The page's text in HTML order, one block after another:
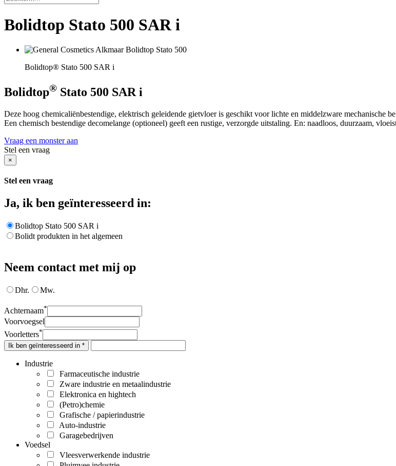
Bolidtop Stato 500 SAR i
Bolidtop® Stato 500 SAR i
Bolidtop® Stato 500 SAR i
Deze hoog chemicaliënbestendige, elektrisch geleidende gietvloer is geschikt voor lichte en middelzware mechanische
Een chemisch bestendige decomelange (optioneel) geeft een rustige, verzorgde uitstaling. En: naadloos, duurzaam,
Vraag een monster aan
Stel een vraag
×
Stel een vraag
Ja, ik ben geïnteresseerd in:
Bolidtop Stato 500 SAR i
Bolidt produkten in het algemeen
Neem contact met mij op
Dhr. Mw.
Achternaam*
Voorvoegsel
Voorletters*
Ik ben geïnteresseerd in *
Industrie
Farmaceutische industrie
Zware industrie en metaalindustrie
Elektronica en hightech
(Petro)chemie
Grafische / papierindustrie
Auto-industrie
Garagebedrijven
Voedsel
Vleesverwerkende industrie